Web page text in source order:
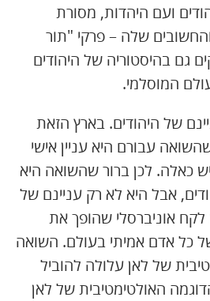
ועם היהדות, מסורת
שלה – פרקי "תור
גם בהיסטוריה של היהודים
המוסלמי.
של היהודים. בארץ הזאת
עבורם היא עניין אישי
כאלה. לכן ברור שהשואה היא
אבל היא לא רק עניינם של
לקח אוניברסלי שהופך את
של כל אדם אמיתי בעולם. השואה
של לאן עלולה להוביל
האולטימטיבית של לאן